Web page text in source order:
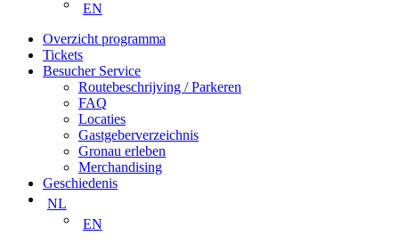
EN
Overzicht programma
Tickets
Besucher Service
Routebeschrijving / Parkeren
FAQ
Locaties
Gastgeberverzeichnis
Gronau erleben
Merchandising
Geschiedenis
NL
EN